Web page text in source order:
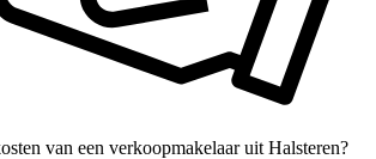
van een verkoopmakelaar uit Halsteren?